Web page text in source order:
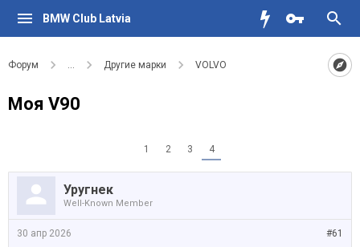
BMW Club Latvia
Форум ... Другие марки VOLVO
Моя V90
1 2 3 4
Уругнек
Well-Known Member
#61
30 апр 2026